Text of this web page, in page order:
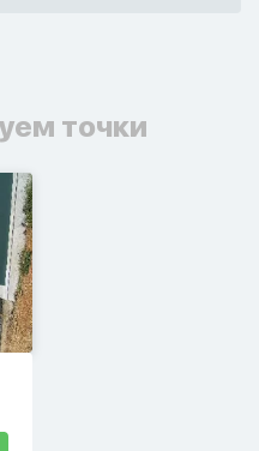
точки